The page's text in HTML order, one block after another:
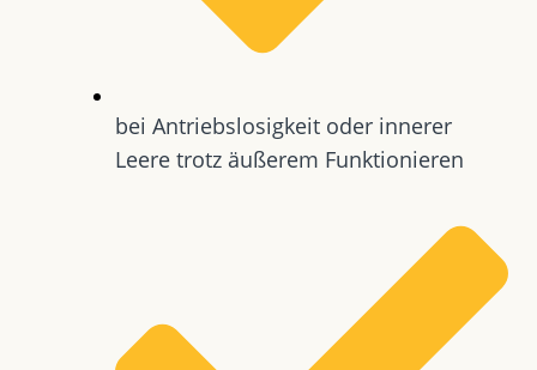
bei Antriebslosigkeit oder innerer
Leere trotz äußerem Funktionieren